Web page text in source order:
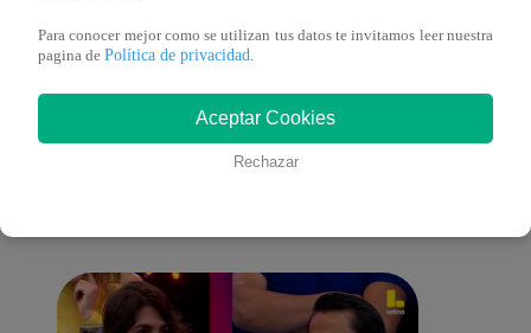
También te puede
Para conocer mejor como se utilizan tus datos te invitamos leer nuestra
pagina de Política de privacidad.
Aceptar Cookies
Rechazar